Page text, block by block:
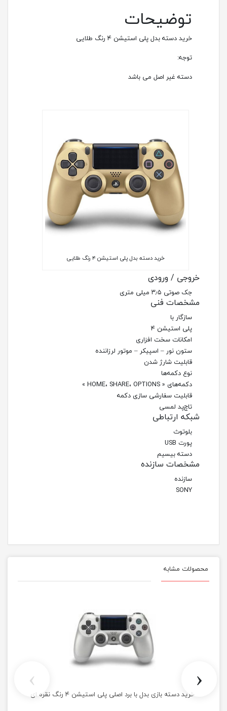
توضیحات
خرید دسته بدل پلی استیشن ۴ رنگ طلایی
توجه:
دسته غیر اصل می باشد
خرید دسته بدل پلی استیشن ۴ رنگ طلایی
خروجی / ورودی
جک صوتی ۳٫۵ میلی متری
مشخصات فنی
سازگار با
پلی استیشن ۴
امکانات سخت افزاری
ستون نور – اسپیکر – موتور لرزاننده
قابلیت شارژ شدن
نوع دکمه‌ها
دکمه‌های « HOME، SHARE، OPTIONS »
قابلیت سفارشی سازی دکمه
تاچ‌پد لمسی
شبکه ارتباطی
بلوتوث
پورت USB
دسته بیسیم
مشخصات سازنده
سازنده
SONY
محصولات مشابه
خرید دسته بازی بدل با برد اصلی پلی استیشن ۴ رنگ نقره ای ‹
›